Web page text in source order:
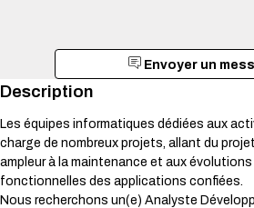
Envoyer un
Description
Les équipes informatiques dédiées aux
charge de nombreux projets, allant du
ampleur à la maintenance et aux
fonctionnelles des applications confiées.
Nous recherchons un(e) Analyste